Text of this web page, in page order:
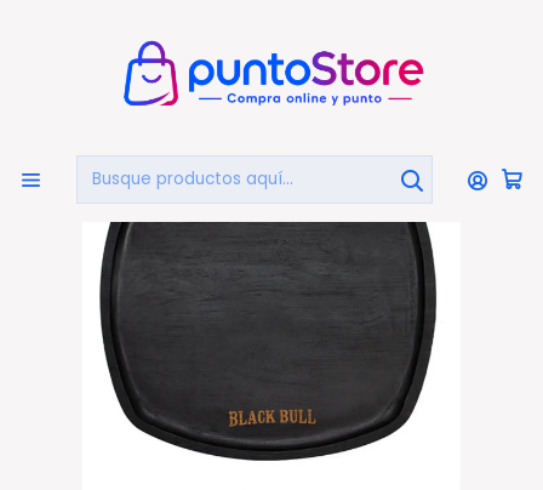
Plato Madera Bamboo 25cms Black Bull - Ps